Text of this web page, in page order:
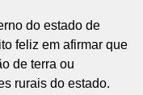
do estado de
feliz em afirmar que
de terra ou
rurais do estado.